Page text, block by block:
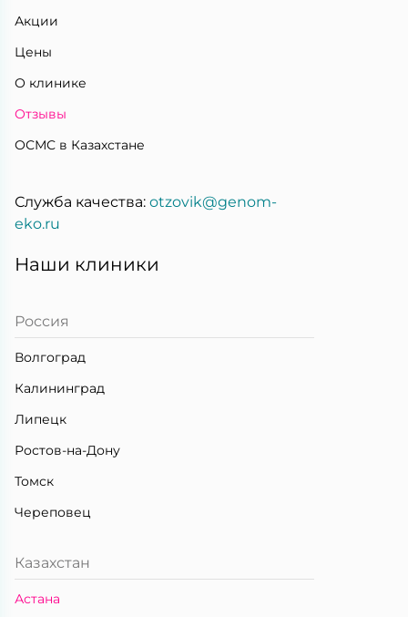
Акции
Цены
О клинике
Отзывы
ОСМС в Казахстане
Служба качества: otzovik@genom-
eko.ru
Наши клиники
Россия
Волгоград
Калининград
Липецк
Ростов-на-Дону
Томск
Череповец
Казахстан
Астана